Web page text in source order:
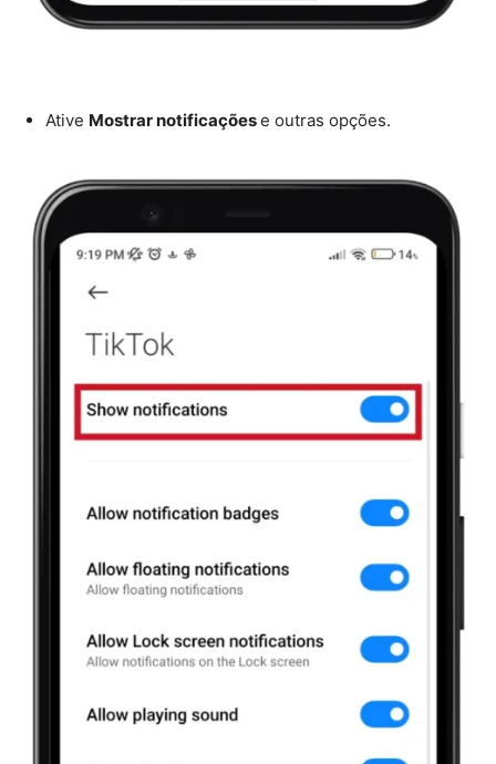
Ative Mostrar notificaçõese outras opções.